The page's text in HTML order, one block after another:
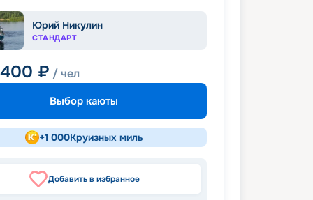
Юрий Никулин
СТАНДАРТ
₽ / чел
Выбор каюты
+1 000Круизных миль
Добавить в избранное